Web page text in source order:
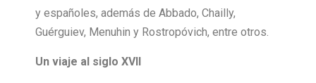
y españoles, además de Abbado, Chailly,
Guérguiev, Menuhin y Rostropóvich, entre otros.
Un viaje al siglo XVII